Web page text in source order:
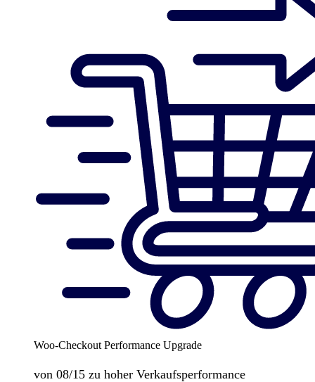
Woo-Checkout Performance Upgrade
von 08/15 zu hoher Verkaufsperformance